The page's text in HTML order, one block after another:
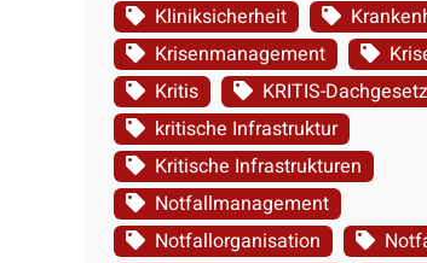
Kliniksicherheit
Krisenmanagement
Kritis
KRITIS-Dachgesetz
kritische Infrastruktur
Kritische Infrastrukturen
Notfallmanagement
Notfallorganisation